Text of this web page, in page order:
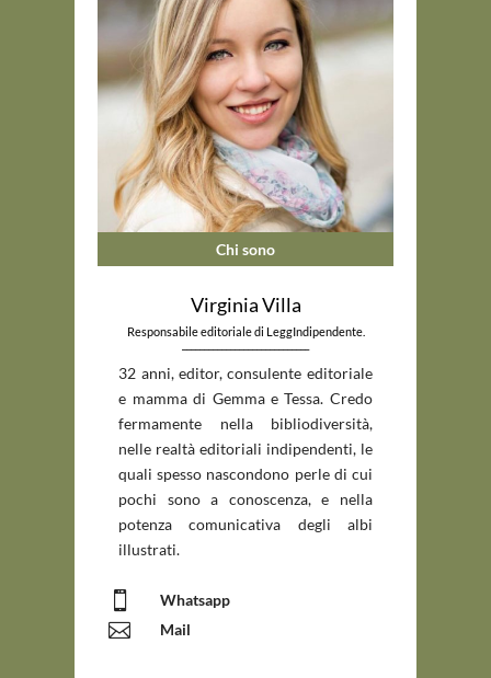
Chi sono
Virginia Villa
Responsabile editoriale di LeggIndipendente.
32 anni, editor, consulente editoriale
e mamma di Gemma e Tessa. Credo
fermamente nella bibliodiversità,
nelle realtà editoriali indipendenti, le
quali spesso nascondono perle di cui
pochi sono a conoscenza, e nella
potenza comunicativa degli albi
illustrati.
 Whatsapp
 Mail